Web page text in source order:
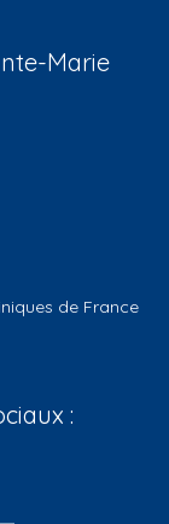
Marie
de France
: